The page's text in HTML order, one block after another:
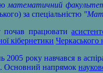
математичний
за спеціальністю
почав працювати
кібернетики Черкаського
року навчався в
. Основний напрямок